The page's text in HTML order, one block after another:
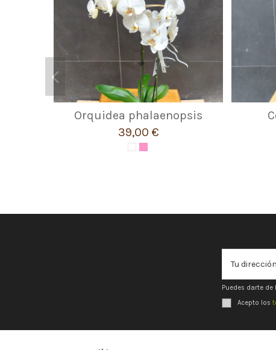
Orquidea phalaenopsis
39,00 €
Puedes darte
Acepto los